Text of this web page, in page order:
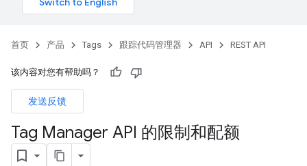
首页 产品 Tags 跟踪代码管理器 API REST API
该内容对您有帮助吗？
发送反馈
Tag Manager API 的限制和配额